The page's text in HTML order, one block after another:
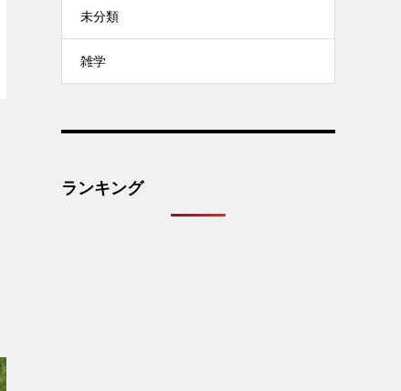
未分類
雑学
ランキング